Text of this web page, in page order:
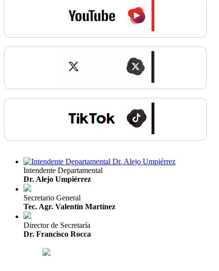
Intendente Departamental
Dr. Alejo Umpiérrez
Secretario General
Tec. Agr. Valentín Martínez
Director de Secretaría
Dr. Francisco Rocca